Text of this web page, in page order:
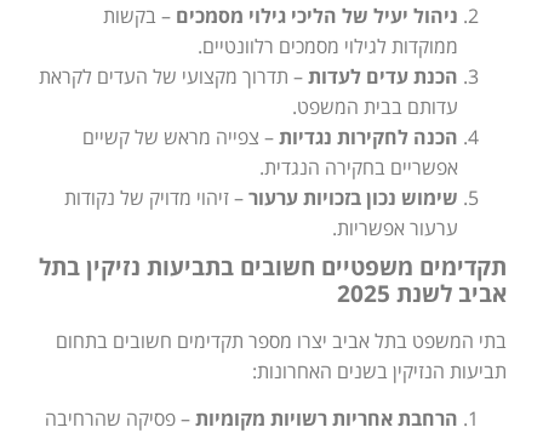
ניהול יעיל של הליכי גילוי מסמכים – בקשות
ממוקדות לגילוי מסמכים רלוונטיים.
הכנת עדים לעדות– תדרוך מקצועי של העדים לקראת
עדותם בבית המשפט.
הכנה לחקירות נגדיות– צפייה מראש של קשיים
אפשריים בחקירה הנגדית.
שימוש נכון בזכויות ערעור– זיהוי מדויק של נקודות
ערעור אפשריות.
תקדימים משפטיים חשובים בתביעות נזיקין בתל
אביב לשנת 2025
בתי המשפט בתל אביב יצרו מספר תקדימים חשובים בתחום
תביעות הנזיקין בשנים האחרונות:
הרחבת אחריות רשויות מקומיות– פסיקה שהרחיבה